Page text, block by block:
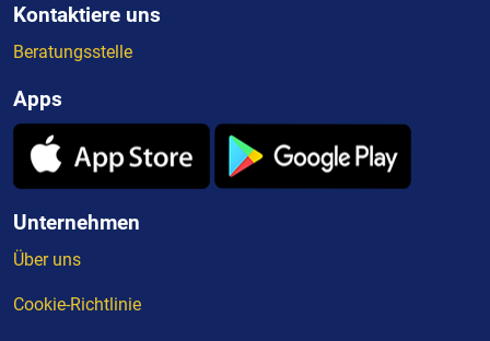
Kontaktiere uns
Beratungsstelle
Apps
Unternehmen
Über uns
Cookie-Richtlinie